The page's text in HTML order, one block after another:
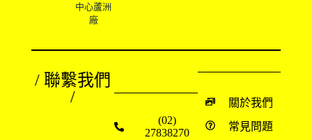
中心蘆洲
廠
/ 聯繫我們
/
(02)
27838270
關於我們
常見問題